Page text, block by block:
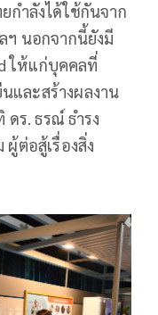
กำลังได้ใช้กันจาก
ฯ นอกจากนี้ยังมี
ให้แก่บุคคลที่
และสร้างผลงาน
ดร. ธรณ์ ธำรง
ต่อสู้เรื่องสิ่ง